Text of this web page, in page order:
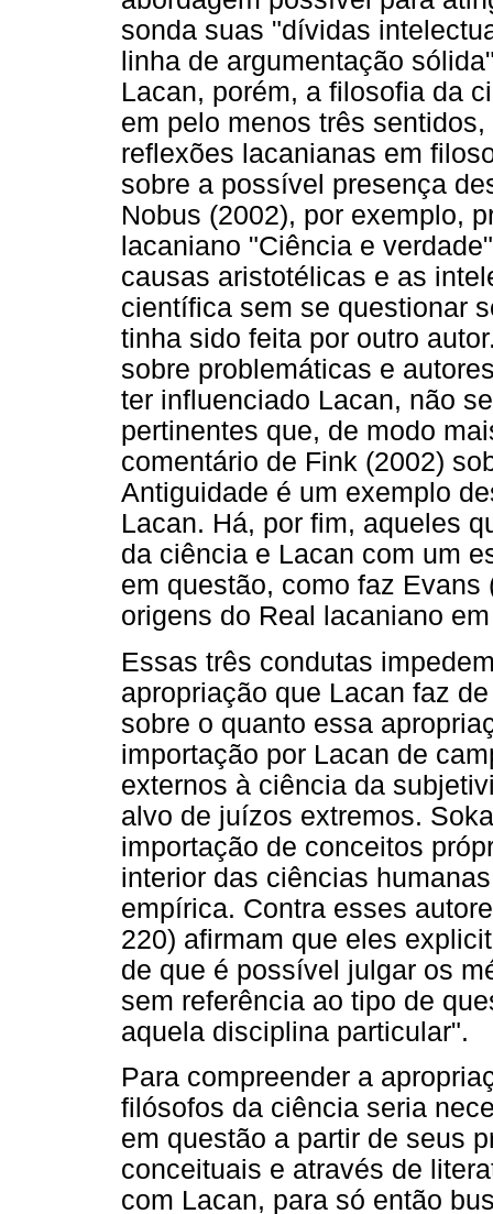
sonda suas "dívidas
linha de argumentação
Lacan, porém, a filosofia da
em pelo menos três
reflexões lacanianas em
sobre a possível presença
Nobus (2002), por exemplo,
lacaniano "Ciência e
causas aristotélicas e as
científica sem se questionar
tinha sido feita por outro
sobre problemáticas e
ter influenciado Lacan, não
pertinentes que, de modo
comentário de Fink (2002)
Antiguidade é um exemplo
Lacan. Há, por fim, aqueles
da ciência e Lacan com um
em questão, como faz
origens do Real lacaniano
Essas três condutas
apropriação que Lacan faz
sobre o quanto essa
importação por Lacan de
externos à ciência da
alvo de juízos extremos.
importação de conceitos
interior das ciências
empírica. Contra esses
220) afirmam que eles
de que é possível julgar os
sem referência ao tipo de
aquela disciplina particular".
Para compreender a
filósofos da ciência seria
em questão a partir de seus
conceituais e através de
com Lacan, para só então